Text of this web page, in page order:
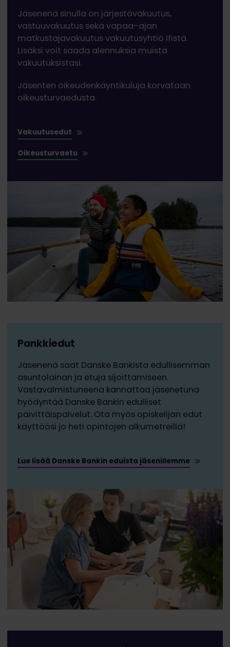
Jäsenenä sinulla on järjestövakuutus,
vastuuvakuutus sekä vapaa-ajan
matkustajavakuutus vakuutusyhtiö Ifistä.
Lisäksi voit saada alennuksia muista
vakuutuksistasi.
Jäsenten oikeudenkäyntikuluja korvataan
oikeusturvaedusta.
Vakuutusedut
Oikeusturvaetu
Pankkiedut
Jäsenenä saat Danske Bankista edullisemman
asuntolainan ja etuja sijoittamiseen.
Vastavalmistuneena kannattaa jäsenetuna
hyödyntää Danske Bankin edulliset
päivittäispalvelut. Ota myös opiskelijan edut
käyttöösi jo heti opintojen alkumetreillä!
Lue lisää Danske Bankin eduista jäsenillemme